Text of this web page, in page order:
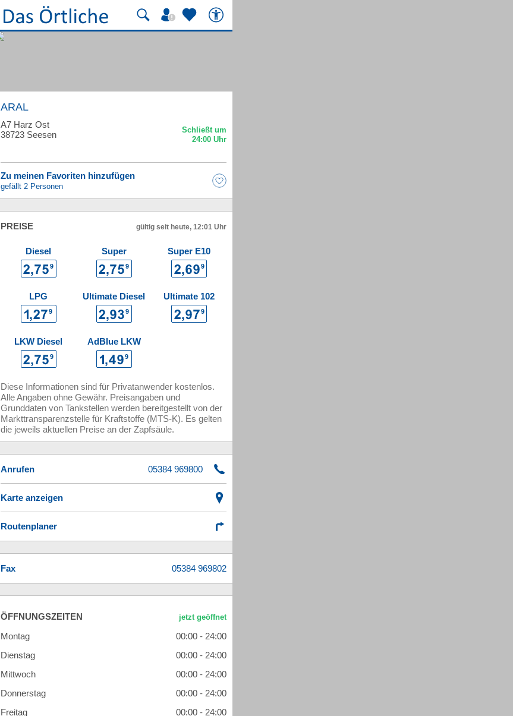
ARAL
A7 Harz Ost
38723 Seesen
Zu meinen Favoriten hinzufügen
gefällt 2 Personen
PREISE gültig seit heute, 12:01 Uhr
Diesel Super Super E10
LPG Ultimate Diesel Ultimate 102
LKW Diesel AdBlue LKW
Diese Informationen sind für Privatanwender kostenlos.
Alle Angaben ohne Gewähr. Preisangaben und
Grunddaten von Tankstellen werden bereitgestellt von der
Markttransparenzstelle für Kraftstoffe (MTS-K). Es gelten
die jeweils aktuellen Preise an der Zapfsäule.
Anrufen
Karte anzeigen
Routenplaner
Fax
ÖFFNUNGSZEITEN
Montag
00:00 - 24:00
Dienstag
00:00 - 24:00
Mittwoch
00:00 - 24:00
Donnerstag
00:00 - 24:00
Freitag
00:00 - 24:00